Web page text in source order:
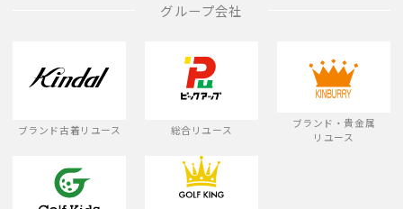
グループ会社
ブランド古着リユース 総合リユース
ブランド・貴金属
リユース